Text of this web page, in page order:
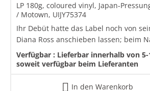
LP 180g, coloured vinyl, Japan-
/ Motown, UIJY75374
Ihr Debüt hatte das Label noch von
Diana Ross anschieben lassen; beim
Verfügbar : Lieferbar innerhalb von
soweit verfügbar beim Lieferanten
In den Warenkorb